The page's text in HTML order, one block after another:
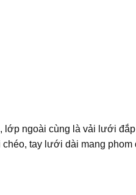
lớp ngoài cùng là vải lưới
tay lưới dài mang phom